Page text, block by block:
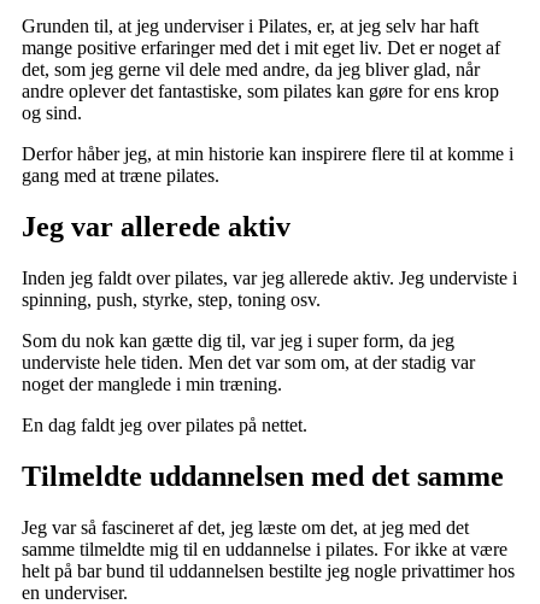
Grunden til, at jeg underviser i Pilates, er, at jeg selv har haft
mange positive erfaringer med det i mit eget liv. Det er noget af
det, som jeg gerne vil dele med andre, da jeg bliver glad, når
andre oplever det fantastiske, som pilates kan gøre for ens krop
og sind.
Derfor håber jeg, at min historie kan inspirere flere til at komme i
gang med at træne pilates.
Jeg var allerede aktiv
Inden jeg faldt over pilates, var jeg allerede aktiv. Jeg underviste i
spinning, push, styrke, step, toning osv.
Som du nok kan gætte dig til, var jeg i super form, da jeg
underviste hele tiden. Men det var som om, at der stadig var
noget der manglede i min træning.
En dag faldt jeg over pilates på nettet.
Tilmeldte uddannelsen med det samme
Jeg var så fascineret af det, jeg læste om det, at jeg med det
samme tilmeldte mig til en uddannelse i pilates. For ikke at være
helt på bar bund til uddannelsen bestilte jeg nogle privattimer hos
en underviser.